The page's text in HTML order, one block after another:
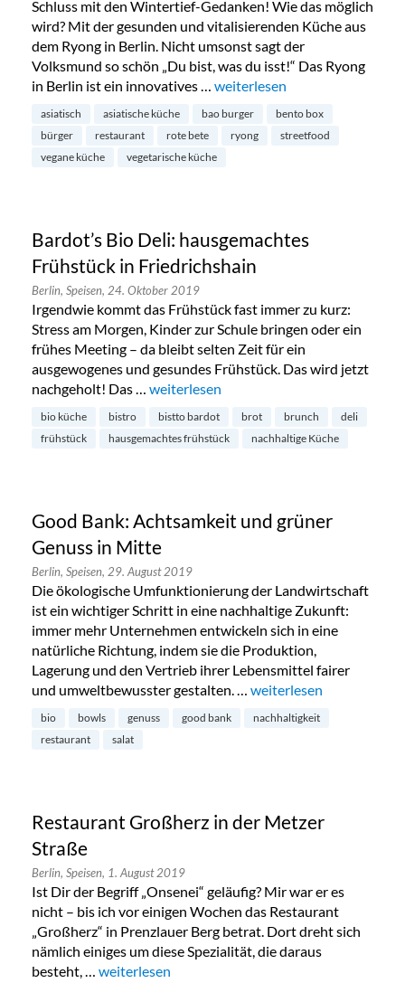
Schluss mit den Wintertief-Gedanken! Wie das möglich
wird? Mit der gesunden und vitalisierenden Küche aus
dem Ryong in Berlin. Nicht umsonst sagt der
Volksmund so schön „Du bist, was du isst!“ Das Ryong
in Berlin ist ein innovatives … „Ryong in Prenzlauer Berg“
weiterlesen
asiatisch asiatische küche bao burger
bento box
bürger
restaurant rote bete ryong
streetfood
vegane küche
vegetarische küche
Bardot’s Bio Deli: hausgemachtes
Frühstück in Friedrichshain
Berlin, Speisen, 24. Oktober 2019
Irgendwie kommt das Frühstück fast immer zu kurz:
Stress am Morgen, Kinder zur Schule bringen oder ein
frühes Meeting – da bleibt selten Zeit für ein
ausgewogenes und gesundes Frühstück. Das wird jetzt
nachgeholt! Das … „Bardot’s Bio Deli: hausgemachtes
weiterlesen
bio küche bistro bistto bardot brot brunch
deli
frühstück
hausgemachtes frühstück nachhaltige Küche
Good Bank: Achtsamkeit und grüner
Genuss in Mitte
Berlin, Speisen, 29. August 2019
Die ökologische Umfunktionierung der Landwirtschaft
ist ein wichtiger Schritt in eine nachhaltige Zukunft:
immer mehr Unternehmen entwickeln sich in eine
natürliche Richtung, indem sie die Produktion,
Lagerung und den Vertrieb ihrer Lebensmittel fairer
und umweltbewusster gestalten. … „Good Bank:
weiterlesen
bio bowls genuss good bank
nachhaltigkeit
restaurant
salat
Restaurant Großherz in der Metzer
Straße
Berlin, Speisen, 1. August 2019
Ist Dir der Begriff „Onsenei“ geläufig? Mir war er es
nicht – bis ich vor einigen Wochen das Restaurant
„Großherz“ in Prenzlauer Berg betrat. Dort dreht sich
nämlich einiges um diese Spezialität, die daraus
besteht, … „Restaurant Großherz in der Metzer Straße“
weiterlesen